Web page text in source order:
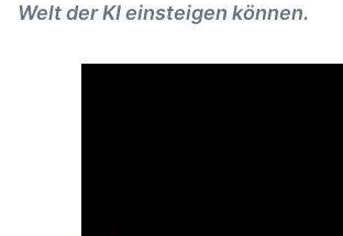
Welt der KI einsteigen können.